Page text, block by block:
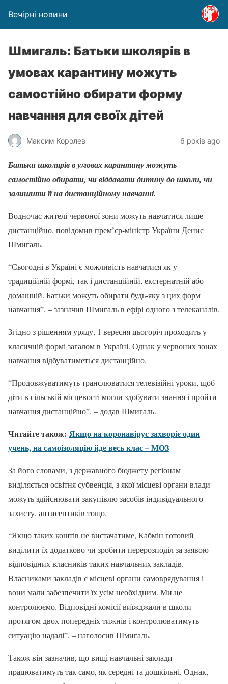
Вечірні новини
Шмигаль: Батьки школярів в
умовах карантину можуть
самостійно обирати форму
навчання для своїх дітей
Максим Королев 6 років ago
Батьки школярів в умовах карантину можуть
самостійно обирати, чи віддавати дитину до школи, чи
залишити її на дистанційному навчанні.
Водночас жителі червоної зони можуть навчатися лише
дистанційно, повідомив прем’єр-міністр України Денис
Шмигаль.
“Сьогодні в Україні є можливість навчатися як у
традиційній формі, так і дистанційній, екстернатній або
домашній. Батьки можуть обирати будь-яку з цих форм
навчання”, – зазначив Шмигаль в ефірі одного з телеканалів.
Згідно з рішенням уряду, 1 вересня цьогоріч проходить у
класичній формі загалом в Україні. Однак у червоних зонах
навчання відбуватиметься дистанційно.
“Продовжуватимуть транслюватися телевізійні уроки, щоб
діти в сільській місцевості могли здобувати знання і пройти
навчання дистанційно”, – додав Шмигаль.
Читайте також: Якщо на коронавірус захворіє один
учень, на самоізоляцію йде весь клас – МОЗ
За його словами, з державного бюджету регіонам
виділяється освітня субвенція, з якої місцеві органи влади
можуть здійснювати закупівлю засобів індивідуального
захисту, антисептиків тощо.
“Якщо таких коштів не вистачатиме, Кабмін готовий
виділити їх додатково чи зробити перерозподіл за заявою
відповідних власників таких навчальних закладів.
Власниками закладів є місцеві органи самоврядування і
вони мали забезпечити їх усім необхідним. Ми це
контролюємо. Відповідні комісії виїжджали в школи
протягом двох попередніх тижнів і контролюватимуть
ситуацію надалі”, – наголосив Шмигаль.
Також він зазначив, що вищі навчальні заклади
працюватимуть так само, як середні та дошкільні. Однак,